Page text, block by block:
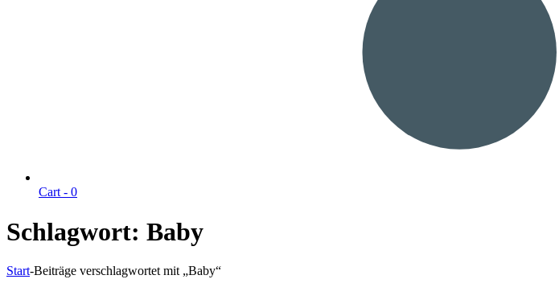
Cart - 0
Schlagwort: Baby
Start-Beiträge verschlagwortet mit „Baby“